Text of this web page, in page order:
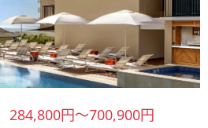
284,800円～700,900円